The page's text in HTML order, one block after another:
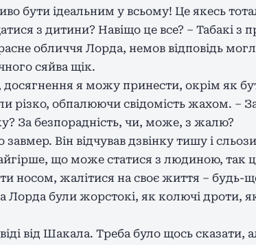
бути ідеальним у всьому! Це якесь
з дитини? Навіщо це все? – Табакі
обличчя Лорда, немов відповідь
сяйва щік.
досягнення я можу принести, окрім як
різко, обпалюючи свідомість жахом.
За безпорадність, чи, може, з жалю?
Він відчував дзвінку тишу і
що може статися з людиною, так
носом, жалітися на своє життя – будь-
Лорда були жорстокі, як колючі дроти,
від Шакала. Треба було щось